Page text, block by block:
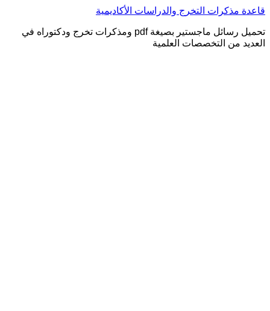
التجاوز
المحتوى
قاعدة مذكرات التخرج والدراسات الأكاديمية
تحميل رسائل ماجستير بصيغة pdf ومذكرات تخرج ودكتوراه في
العديد من التخصصات العلمية